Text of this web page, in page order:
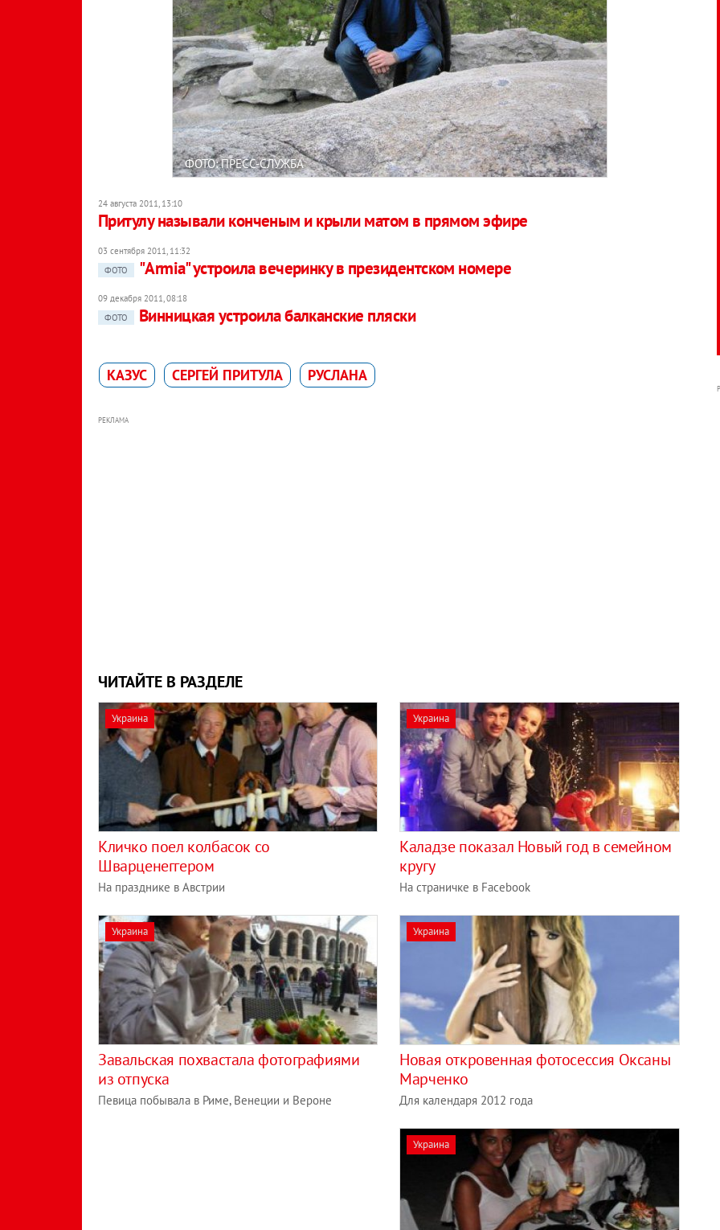
ФОТО: ПРЕСС-СЛУЖБА
24 августа 2011, 13:10
Притулу называли конченым и крыли матом в прямом эфире
03 сентября 2011, 11:32
ФОТО
"Armia" устроила вечеринку в президентском номере
09 декабря 2011, 08:18
ФОТО
Винницкая устроила балканские пляски
КАЗУС СЕРГЕЙ ПРИТУЛА РУСЛАНА
РЕКЛАМА
ЧИТАЙТЕ В РАЗДЕЛЕ
Украина
Кличко поел колбасок со
Шварценеггером
На празднике в Австрии
Украина
Каладзе показал Новый год в семейном
кругу
На страничке в Facebook
Украина
Завальская похвастала фотографиями
из отпуска
Певица побывала в Риме, Венеции и Вероне
Украина
Новая откровенная фотосессия Оксаны
Марченко
Для календаря 2012 года
Украина